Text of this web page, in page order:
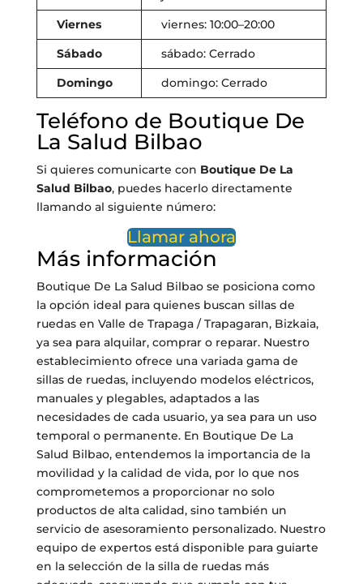
Viernes
viernes: 10:00–20:00
Sábado
sábado: Cerrado
Domingo
domingo: Cerrado
Teléfono de Boutique De
La Salud Bilbao
Si quieres comunicarte con Boutique De La
Salud Bilbao, puedes hacerlo directamente
llamando al siguiente número:
Llamar ahora
Más información
Boutique De La Salud Bilbao se posiciona como
la opción ideal para quienes buscan sillas de
ruedas en Valle de Trapaga / Trapagaran, Bizkaia,
ya sea para alquilar, comprar o reparar. Nuestro
establecimiento ofrece una variada gama de
sillas de ruedas, incluyendo modelos eléctricos,
manuales y plegables, adaptados a las
necesidades de cada usuario, ya sea para un uso
temporal o permanente. En Boutique De La
Salud Bilbao, entendemos la importancia de la
movilidad y la calidad de vida, por lo que nos
comprometemos a proporcionar no solo
productos de alta calidad, sino también un
servicio de asesoramiento personalizado. Nuestro
equipo de expertos está disponible para guiarte
en la selección de la silla de ruedas más